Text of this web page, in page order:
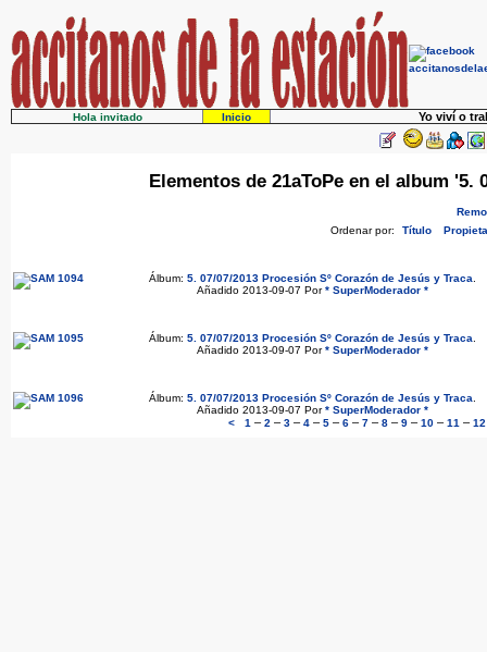
Hola invitado Inicio Yo viví o
Elementos de 21aToPe en el album '5.
Ordenar por:
Título
Álbum: 5. 07/07/2013 Procesión Sº Corazón de Jesús y Traca
Añadido 2013-09-07 Por* SuperModerador *
Álbum: 5. 07/07/2013 Procesión Sº Corazón de Jesús y Traca
Añadido 2013-09-07 Por* SuperModerador *
Álbum: 5. 07/07/2013 Procesión Sº Corazón de Jesús y Traca
Añadido 2013-09-07 Por* SuperModerador *
<
1 – 2 – 3– 4– 5– 6– 7– 8– 9– 10– 11 – 12